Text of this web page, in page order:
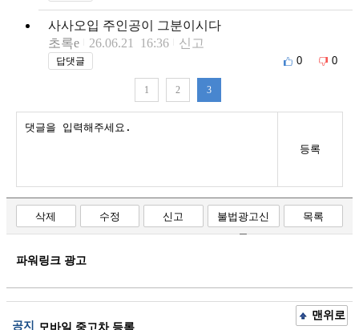
사사오입 주인공이 그분이시다
초록e
26.06.21 16:36 신고
답댓글 0 0
1 2 3
등록
삭제 수정 신고
불법광고신
고
목록
파워링크 광고
공지 모바일 중고차 등록
맨위로